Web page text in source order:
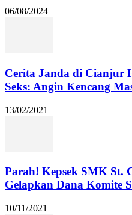
06/08/2024
Cerita Janda di Cianjur
Seks: Angin Kencang
13/02/2021
Parah! Kepsek SMK St.
Gelapkan Dana Komite
10/11/2021